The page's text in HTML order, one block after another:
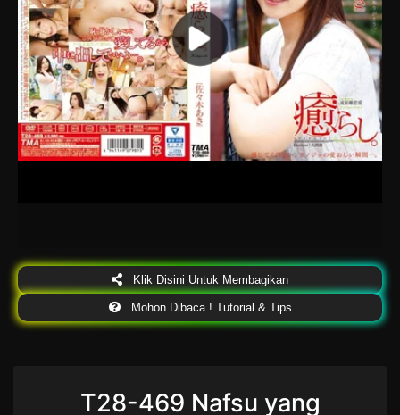
Klik Disini Untuk Membagikan
Mohon Dibaca ! Tutorial & Tips
T28-469 Nafsu yang